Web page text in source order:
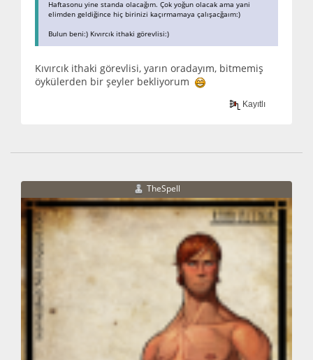
Haftasonu yine standa olacağım. Çok yoğun olacak ama yani
elimden geldiğince hiç birinizi kaçırmamaya çalışacğaım:)
Bulun beni:) Kıvırcık ithaki görevlisi:)
Kıvırcık ithaki görevlisi, yarın oradayım, bitmemiş
öykülerden bir şeyler bekliyorum
Kayıtlı
TheSpell